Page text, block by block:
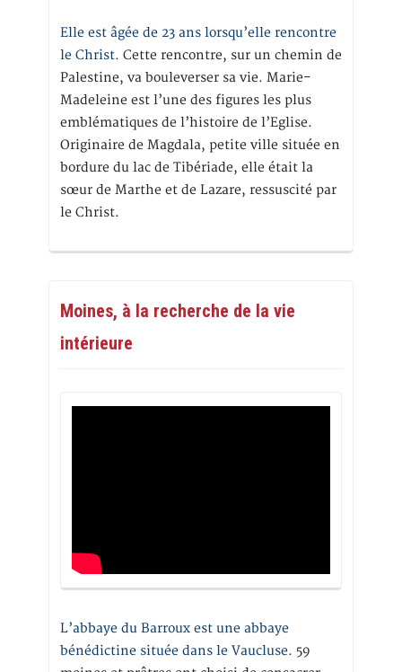
Elle est âgée de 23 ans lorsqu’elle rencontre
le Christ. Cette rencontre, sur un chemin de
Palestine, va bouleverser sa vie. Marie-
Madeleine est l’une des figures les plus
emblématiques de l’histoire de l’Eglise.
Originaire de Magdala, petite ville située en
bordure du lac de Tibériade, elle était la
sœur de Marthe et de Lazare, ressuscité par
le Christ.
Moines, à la recherche de la vie
intérieure
L’abbaye du Barroux est une abbaye
bénédictine située dans le Vaucluse. 59